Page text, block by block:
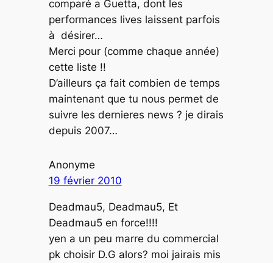
comparé a Guetta, dont les
performances lives laissent parfois
à désirer…
Merci pour (comme chaque année)
cette liste !!
D’ailleurs ça fait combien de temps
maintenant que tu nous permet de
suivre les dernieres news ? je dirais
depuis 2007…
Anonyme
19 février 2010
Deadmau5, Deadmau5, Et
Deadmau5 en force!!!!
yen a un peu marre du commercial
pk choisir D.G alors? moi jairais mis